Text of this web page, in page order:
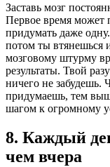
Заставь мозг
Первое время может
придумать даже
потом ты втянешься
мозговому штурму
результаты. Твой
ничего не
придумаешь, тем
шагом к огромному
8. Каждый
чем вчера